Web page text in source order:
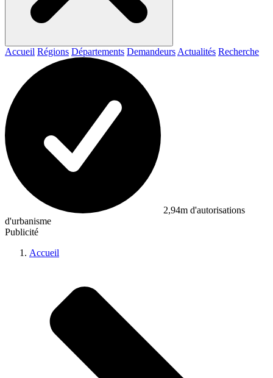
Accueil Régions Départements Demandeurs Actualités Recherche
2,94m d'autorisations
d'urbanisme
Publicité
Accueil